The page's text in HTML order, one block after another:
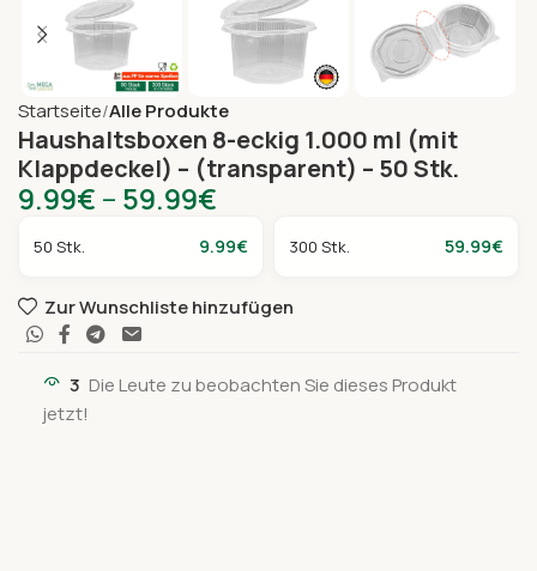
Startseite Alle Produkte
Haushaltsboxen 8-eckig 1.000 ml (mit
Klappdeckel) – (transparent) – 50 Stk.
9.99€ – 59.99€
50 Stk. 9.99€ 300 Stk. 59.99€
Zur Wunschliste hinzufügen
3 Die Leute zu beobachten Sie dieses Produkt
jetzt!